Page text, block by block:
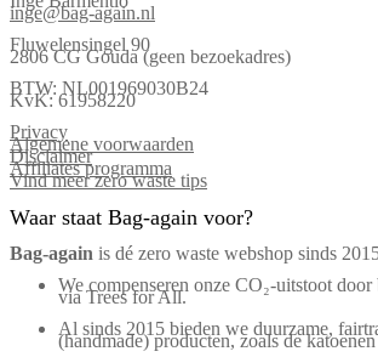
inge@bag-again.nl
Fluwelensingel 90
2806 CG Gouda (geen bezoekadres)
BTW: NL001969030B24
KvK: 61958220
Privacy
Algemene voorwaarden
Disclaimer
Affiliates programma
Vind meer zero waste tips
Waar staat Bag-again voor?
Bag‑again is dé zero waste webshop sinds
We compenseren onze CO₂-uitstoot door
via Trees for All.
Al sinds 2015 bieden we duurzame,
(handmade) producten, zoals de